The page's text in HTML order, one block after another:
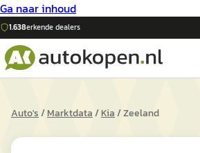
Ga naar inhoud
1.638erkende dealers
Auto's/Marktdata/Kia/Zeeland